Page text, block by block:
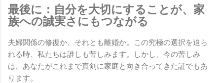
最後に：自分を大切にすることが、家
族への誠実さにもつながる
夫婦関係の修復か、それとも離婚か。この究極の選択を迫ら
れる時、私たちは誰しも苦しみます。しかし、今の苦しみ
は、あなたがこれまで真剣に家庭と向き合ってきた証でもあ
ります。